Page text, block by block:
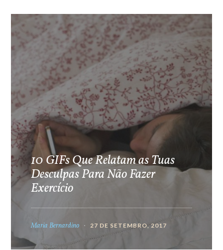
10 GIFs Que Relatam as Tuas
Desculpas Para Não Fazer
Exercício
Maria Bernardino 27 DE SETEMBRO, 2017